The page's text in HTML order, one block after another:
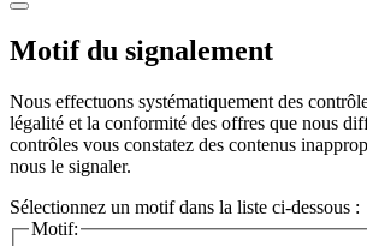
Motif du signalement
Nous effectuons systématiquement des
légalité et la conformité des offres que nous
contrôles vous constatez des contenus
nous le signaler.
Sélectionnez un motif dans la liste ci-dessous :
Motif: